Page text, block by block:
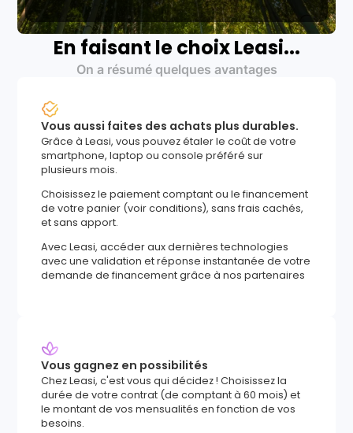
En faisant le choix Leasi...
On a résumé quelques avantages
Vous aussi faites des achats plus durables.
Grâce à Leasi, vous pouvez étaler le coût de votre
smartphone, laptop ou console préféré sur
plusieurs mois.
Choisissez le paiement comptant ou le financement
de votre panier (voir conditions), sans frais cachés,
et sans apport.
Avec Leasi, accéder aux dernières technologies
avec une validation et réponse instantanée de votre
demande de financement grâce à nos partenaires
Vous gagnez en possibilités
Chez Leasi, c'est vous qui décidez ! Choisissez la
durée de votre contrat (de comptant à 60 mois) et
le montant de vos mensualités en fonction de vos
besoins.